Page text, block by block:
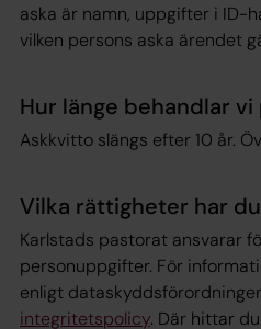
aska är namn, uppgifter i ID-
vilken persons aska ärendet
Hur länge behandlar
Askkvitto slängs efter 10 år.
Vilka rättigheter har
Karlstads pastorat ansvarar
personuppgifter. För
enligt
integritetspolicy. Där hittar